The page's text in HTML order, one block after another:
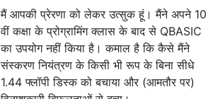
मैं आपकी प्रेरणा को लेकर उत्सुक हूं। मैंने अपने 10
वीं कक्षा के प्रोग्रामिंग क्लास के बाद से QBASIC
का उपयोग नहीं किया है। कमाल है कि कैसे मैंने
संस्करण नियंत्रण के किसी भी रूप के बिना सीधे
1.44 फ्लॉपी डिस्क को बचाया और (आमतौर पर)